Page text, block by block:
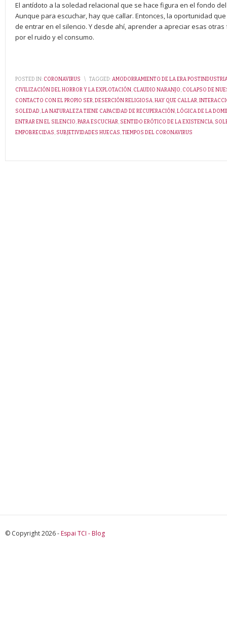
El antídoto a la soledad relacional que se hace figura en el fondo
Aunque para escuchar, hay que callar. Entonces, la oportunidad
de entrar en el silencio. Y desde ahí, aprender a apreciar esas
por el ruido y el consumo.
POSTED IN: CORONAVIRUS \ TAGGED:AMODORRAMIENTO DE LA ERA
CIVILIZACIÓN DEL HORROR Y LA EXPLOTACIÓN , CLAUDIO NARANJO, COLAPSO DE
CONTACTO CON EL PROPIO SER,DESERCIÓN RELIGIOSA,HAY QUE CALLAR,
SOLEDAD,LA NATURALEZA TIENE CAPACIDAD DE RECUPERACIÓN ,LÓGICA DE LA
ENTRAR EN EL SILENCIO,PARA ESCUCHAR, SENTIDO ERÓTICO DE LA EXISTENCIA,
EMPOBRECIDAS, SUBJETIVIDADES HUECAS,TIEMPOS DEL CORONAVIRUS
© Copyright 2026 - Espai TCI - Blog